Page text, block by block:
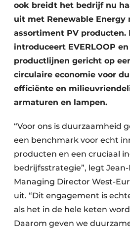
ook breidt het bedrijf nu
uit met Renewable Energy
assortiment PV producten.
introduceert EVERLOOP en
productlijnen gericht op
circulaire economie voor
efficiënte en
armaturen en lampen.
“Voor ons is duurzaamheid
een benchmark voor echt
producten en een cruciaal
bedrijfsstrategie”, legt Jean-
Managing Director West-
uit. “Dit engagement is
als het in de hele keten
Daarom geven we